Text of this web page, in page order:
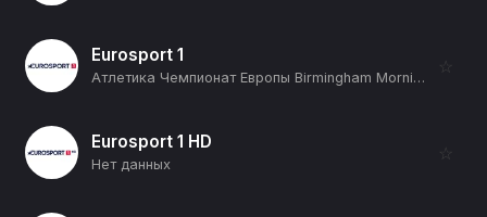
Eurosport 1
Атлетика Чемпионат Европы Birmingham Morning Session Day 01. Прямая трансляция (12+)
☆
Eurosport 1 HD
Нет данных
☆